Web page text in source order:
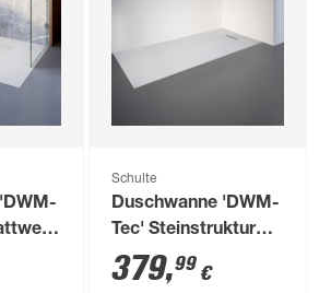
90
Schulte
Duschwanne 'DWM-
Tec' Steinstruktur
weiß 70 x 170 cm
379,99 €